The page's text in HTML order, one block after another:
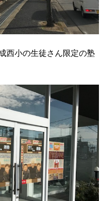
西小の生徒さん限定の塾